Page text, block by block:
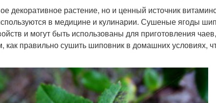
декоративное растение, но и ценный источник
в медицине и кулинарии. Сушеные ягоды
и могут быть использованы для приготовления
как правильно сушить шиповник в домашних условиях,